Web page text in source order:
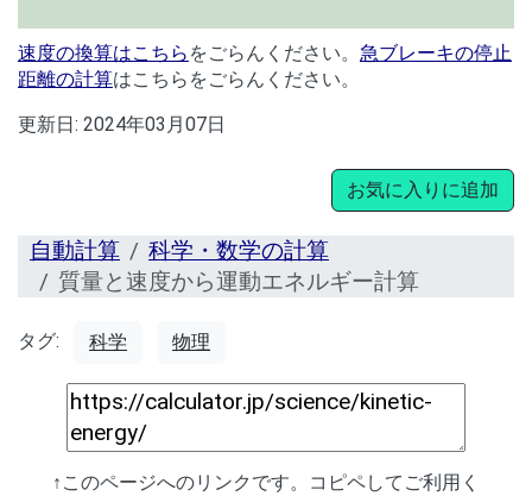
速度の換算はこちら をごらんください。 急ブレーキの停止
距離の計算はこちらをごらんください。
更新日: 2024年03月07日
お気に入りに追加
自動計算
科学・数学の計算
質量と速度から運動エネルギー計算
タグ: 科学 物理
↑このページへのリンクです。コピペしてご利用く